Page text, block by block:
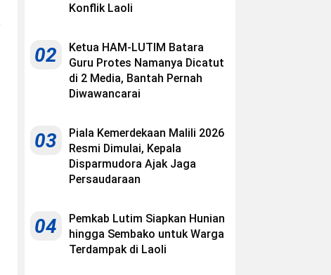
Konflik Laoli
02
Ketua HAM-LUTIM Batara
Guru Protes Namanya Dicatut
di 2 Media, Bantah Pernah
Diwawancarai
03
Piala Kemerdekaan Malili 2026
Resmi Dimulai, Kepala
Disparmudora Ajak Jaga
Persaudaraan
04
Pemkab Lutim Siapkan Hunian
hingga Sembako untuk Warga
Terdampak di Laoli